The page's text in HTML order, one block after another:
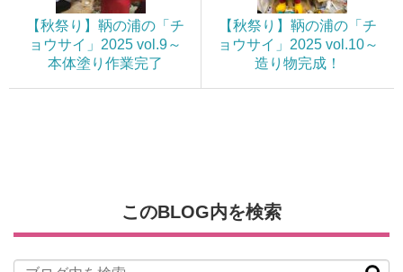
【秋祭り】鞆の浦の「チ
ョウサイ」2025 vol.9～
本体塗り作業完了
【秋祭り】鞆の浦の「チ
ョウサイ」2025 vol.10～
造り物完成！
このBLOG内を検索